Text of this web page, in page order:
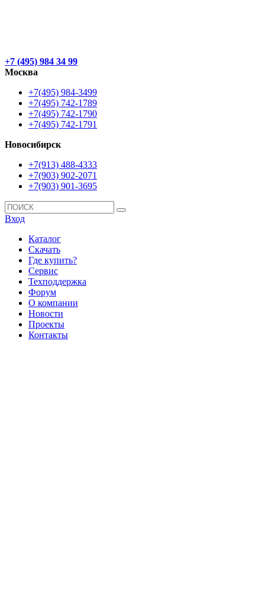
+7 (495) 984 34 99
Москва
+7(495) 984-3499
+7(495) 742-1789
+7(495) 742-1790
+7(495) 742-1791
Новосибирск
+7(913) 488-4333
+7(903) 902-2071
+7(903) 901-3695
Вход
Каталог
Скачать
Где купить?
Сервис
Техподдержка
Форум
О компании
Новости
Проекты
Контакты